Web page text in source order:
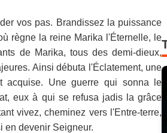
vos pas. Brandissez la puissance
règne la reine Marika l'Éternelle, le
de Marika, tous des demi-dieux,
Ainsi débuta l'Éclatement, une
acquise. Une guerre qui sonna le
eux à qui se refusa jadis la grâce
vivez, cheminez vers l'Entre-terre,
en devenir Seigneur.